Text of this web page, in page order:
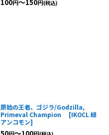
100円～150円(税込)
原始の王者、ゴジラ/Godzilla,
Primeval Champion
[IKOCL 緑
アンコモン]
50円～100円